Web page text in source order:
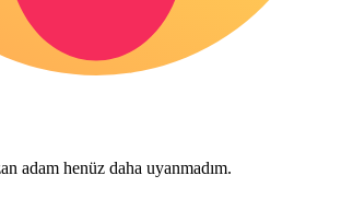
adam henüz daha uyanmadım.